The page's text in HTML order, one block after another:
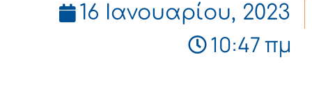
16 Ιανουαρίου, 2023
10:47 πμ